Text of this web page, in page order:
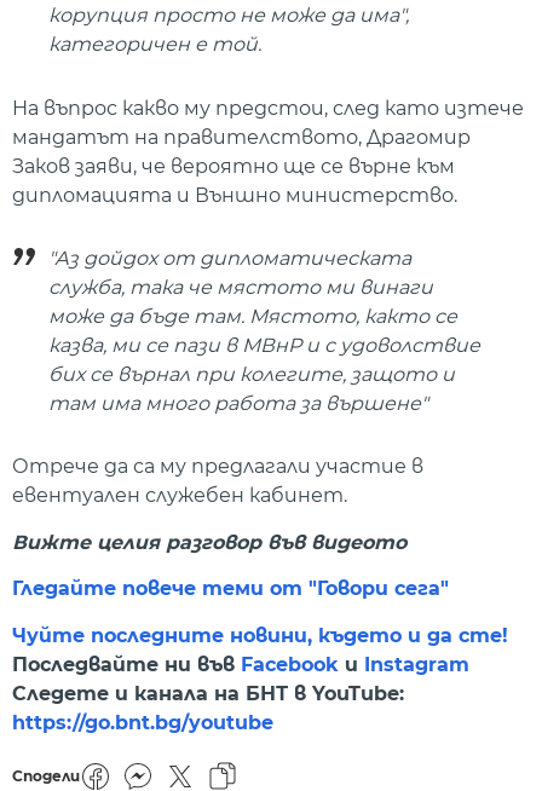
корупция просто не може да има",
категоричен е той.
На въпрос какво му предстои, след като изтече
мандатът на правителството, Драгомир
Заков заяви, че вероятно ще се върне към
дипломацията и Външно министерство.
"Аз дойдох от дипломатическата
служба, така че мястото ми винаги
може да бъде там. Мястото, както се
казва, ми се пази в МВнР и с удоволствие
бих се върнал при колегите, защото и
там има много работа за вършене"
Отрече да са му предлагали участие в
евентуален служебен кабинет.
Вижте целия разговор във видеото
Гледайте повече теми от "Говори сега"
Чуйте последните новини, където и да сте!
Последвайте ни във Facebook и Instagram
Следете и канала на БНТ в YouTube:
https://go.bnt.bg/youtube
Сподели